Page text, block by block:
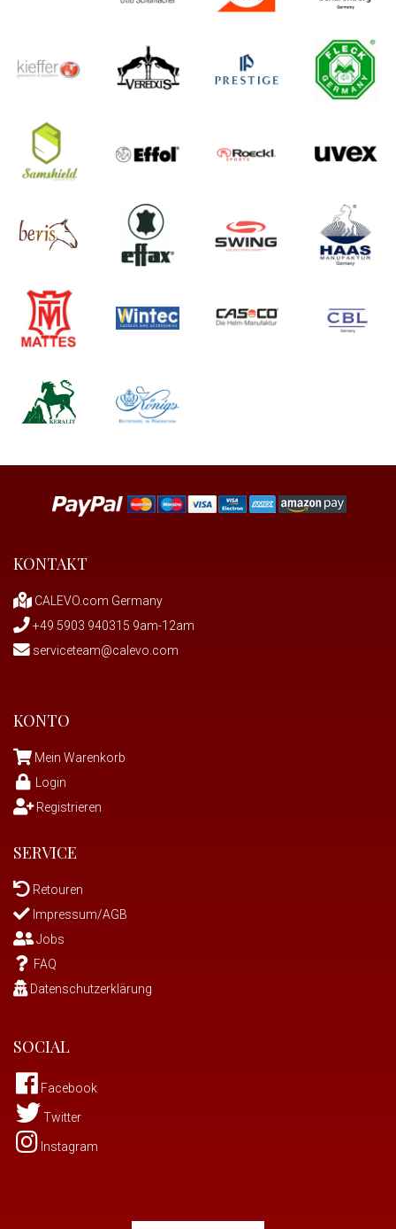
KONTAKT
CALEVO.com Germany
+49 5903 940315 9am-12am
serviceteam@calevo.com
KONTO
Mein Warenkorb
Login
Registrieren
SERVICE
Retouren
Impressum/AGB
Jobs
FAQ
Datenschutzerklärung
SOCIAL
Facebook
Twitter
Instagram